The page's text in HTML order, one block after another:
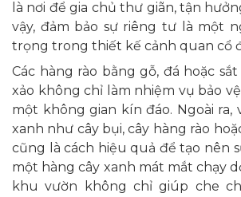
là nơi để gia chủ thư giãn, tận
vậy, đảm bảo sự riêng tư là một
trọng trong thiết kế cảnh quan cổ
Các hàng rào bằng gỗ, đá hoặc
xảo không chỉ làm nhiệm vụ bảo
một không gian kín đáo. Ngoài ra,
xanh như cây bụi, cây hàng rào
cũng là cách hiệu quả để tạo nên
một hàng cây xanh mát mắt chạy
khu vườn không chỉ giúp che